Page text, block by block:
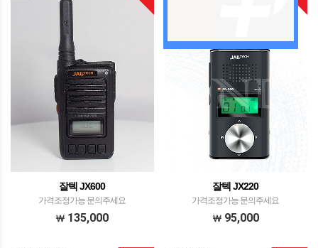
잘텍 JX600
가격조정가능 문의주세요
135,000
잘텍 JX220
가격조정가능 문의주세요
95,000